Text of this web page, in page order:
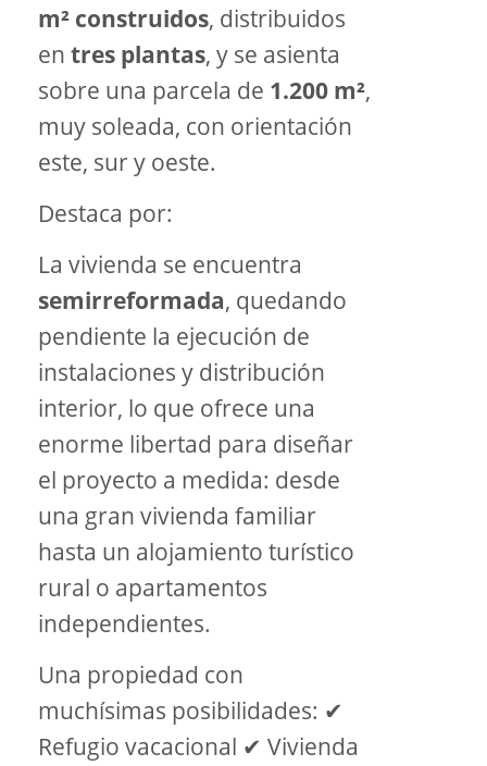
m² construidos, distribuidos
en tres plantas, y se asienta
sobre una parcela de 1.200 m²,
muy soleada, con orientación
este, sur y oeste.
Destaca por:
La vivienda se encuentra
semirreformada, quedando
pendiente la ejecución de
instalaciones y distribución
interior, lo que ofrece una
enorme libertad para diseñar
el proyecto a medida: desde
una gran vivienda familiar
hasta un alojamiento turístico
rural o apartamentos
independientes.
Una propiedad con
muchísimas posibilidades: ✔
Refugio vacacional ✔ Vivienda